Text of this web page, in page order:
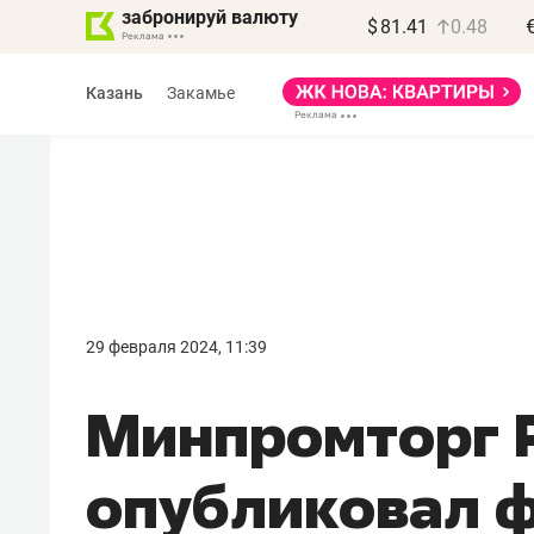
забронируй валюту $ 81.41 0.48
Казань Закамье
29 февраля 2024, 11:39
Минпромторг
опубликовал
правил, бизнес может
потерять минимум